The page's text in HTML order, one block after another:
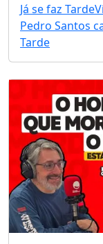
Já se faz Tarde
Pedro Santos
Tarde